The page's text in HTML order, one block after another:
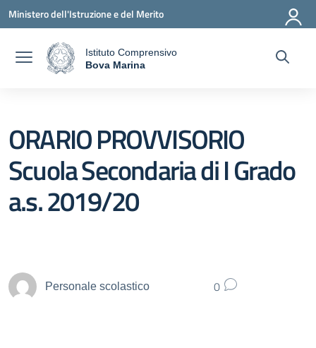
Vai ai contenuti
Vai al menu di navigazione
Vai al footer
Ministero dell'Istruzione e del Merito
Istituto Comprensivo
Bova Marina
ORARIO PROVVISORIO
Scuola Secondaria di I Grado
a.s. 2019/20
Personale scolastico 0